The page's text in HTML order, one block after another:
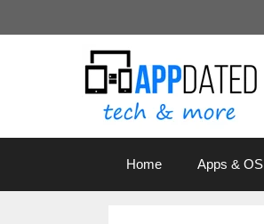
Inhalt
Home Apps & OS